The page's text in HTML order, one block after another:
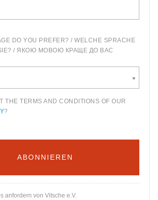
DO YOU PREFER? / WELCHE SPRACHE
SIE? / ЯКОЮ МОВОЮ КРАЩЕ ДО ВАС
THE TERMS AND CONDITIONS OF OUR
?
anfordern von Vitsche e.V.